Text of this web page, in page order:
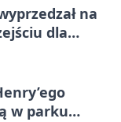
na
dla
w parku